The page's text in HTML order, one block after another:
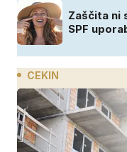
Zaščita ni
SPF
CEKIN